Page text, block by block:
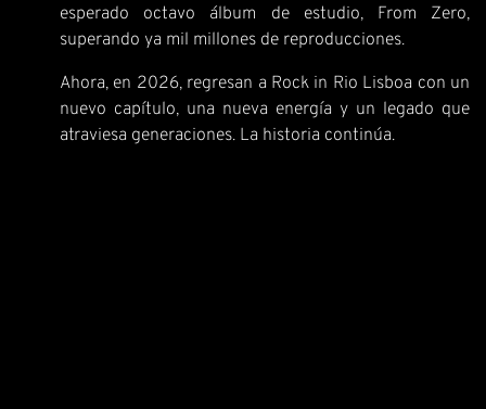
esperado octavo álbum de estudio, From Zero,
superando ya mil millones de reproducciones.
Ahora, en 2026, regresan a Rock in Rio Lisboa con un
nuevo capítulo, una nueva energía y un legado que
atraviesa generaciones. La historia continúa.